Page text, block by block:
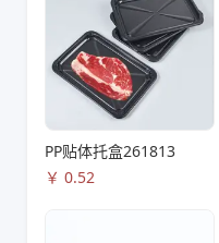
PP贴体托盒261813
￥ 0.52